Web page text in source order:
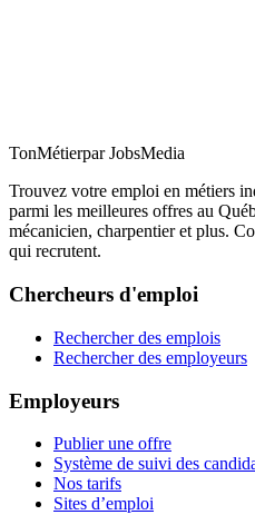
TonMétierpar JobsMedia
Trouvez votre emploi en métiers
parmi les meilleures offres au
mécanicien, charpentier et plus.
qui recrutent.
Chercheurs d'emploi
Rechercher des emplois
Rechercher des employeurs
Employeurs
Publier une offre
Système de suivi des
Nos tarifs
Sites d’emploi